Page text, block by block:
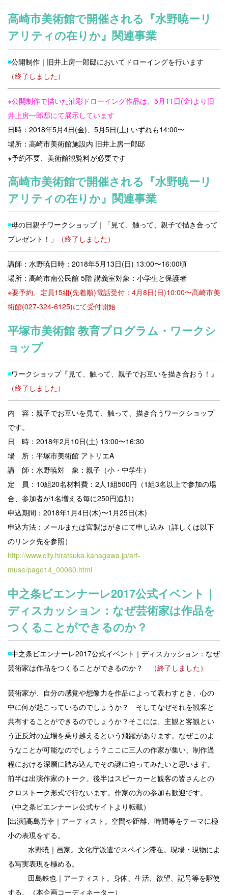
高崎市美術館で開催される『水野暁ーリ
アリティの在りか』関連事業
◾️公開制作｜旧井上房一郎邸においてドローイングを行います
（終了しました）
※公開制作で描いた油彩ドローイング作品は、5月11日(金)より旧
井上房一郎邸にて展示しています
日時：2018年5月4日(金)、5月5日(土) いずれも14:00〜
場所：高崎市美術館施設内 旧井上房一郎邸
※予約不要、美術館観覧料が必要です
高崎市美術館で開催される『水野暁ーリ
アリティの在りか』関連事業
◾️母の日親子ワークショップ｜「見て、触って、親子で描き合って
プレゼント！」
（終了しました）
講師：水野暁日時：2018年5月13日(日) 13:00〜16:00頃
場所： 高崎市南公民館 5階 講義室対象：小学生と保護者
※要予約、定員15組(先着順)電話受付：4月8日(日)10:00〜高崎市美
術館(027-324-6125)にて受付開始
平塚市美術館 教育プログラム・ワークシ
ョップ
◾️ワークショップ『見て、触って、親子でお互いを描き合おう！』
（終了しました）
内 容：親子でお互いを見て、触って、描き合うワークショップ
です。
日 時：2018年2月10日(土) 13:00〜16:30
場 所：平塚市美術館 アトリエA
講 師：水野暁対 象：親子（小・中学生）
定 員：10組20名材料費：2人1組500円（1組3名以上で参加の場
合、参加者が1名増える毎に250円追加）
申込期間：2018年1月4日(木)〜1月25日(木)
申込方法：メールまたは官製はがきにて申し込み（詳しくは以下
のリンク先を参照）
http://www.city.hiratsuka.kanagawa.jp/art-
muse/page14_00060.html
中之条ビエンナーレ2017公式イベント｜
ディスカッション：なぜ芸術家は作品を
つくることができるのか？
◾️中之条ビエンナーレ2017公式イベント｜ディスカッション：なぜ
芸術家は作品をつくることができるのか？
（終了しました）
芸術家が、自分の感覚や想像力を作品によって表わすとき、心の
中に何が起こっているのでしょうか？ そしてなぜそれを観客と
共有することができるのでしょうか？そこには、主観と客観とい
う正反対の立場を乗り越えるという飛躍があります。なぜこのよ
うなことが可能なのでしょう？ここに三人の作家が集い、制作過
程における深層に踏み込んでその謎に迫ってみたいと思います。
前半は出演作家のトーク。後半はスピーカーと観客の皆さんとの
クロストーク形式で行ないます。作家の方の参加も歓迎です。
（中之条ビエンナーレ公式サイトより転載）
[出演]高島芳幸｜ アーティスト。空間や距離、時間等をテーマに極
小の表現をする。
水野暁｜ 画家。文化庁派遣でスペイン滞在。現場・現物によ
る写実表現を極める。
田島鉄也｜ アーティスト。身体、生活、欲望、記号等を駆使
する。（本企画コーディネーター）